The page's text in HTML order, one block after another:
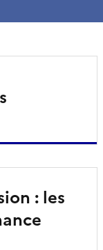
: les